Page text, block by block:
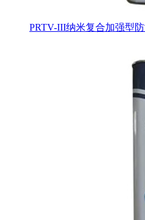
PRTV-III纳米复合加强型